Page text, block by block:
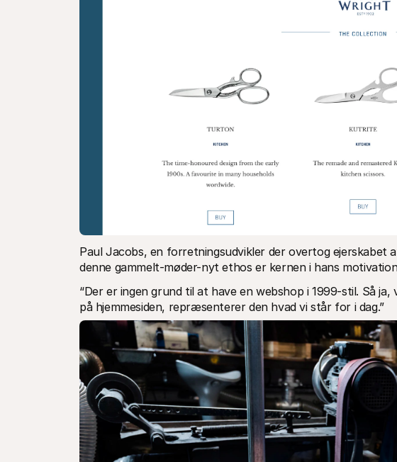
Paul Jacobs, en forretningsudvikler der overtog ejerskabet
denne gammelt-møder-nyt ethos er kernen i hans
“Der er ingen grund til at have en webshop i 1999-stil. Så
på hjemmesiden, repræsenterer den hvad vi står for i dag.”